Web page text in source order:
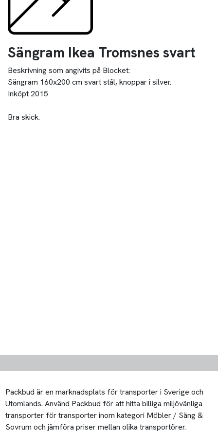
Sängram Ikea Tromsnes svart
Beskrivning som angivits på Blocket:
Sängram 160x200 cm svart stål, knoppar i silver.
Inköpt 2015
Bra skick.
Packbud är en marknadsplats för transporter i Sverige och
Utomlands. Använd Packbud för att hitta billiga miljövänliga
transporter för transporter inom kategori Möbler / Säng &
Sovrum och jämföra priser mellan olika transportörer.